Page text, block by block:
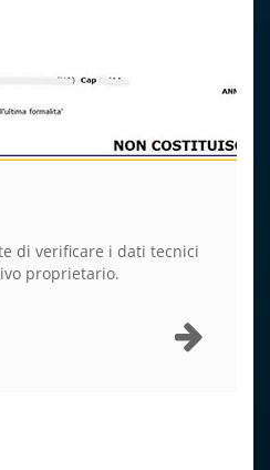
di verificare i dati tecnici
proprietario.